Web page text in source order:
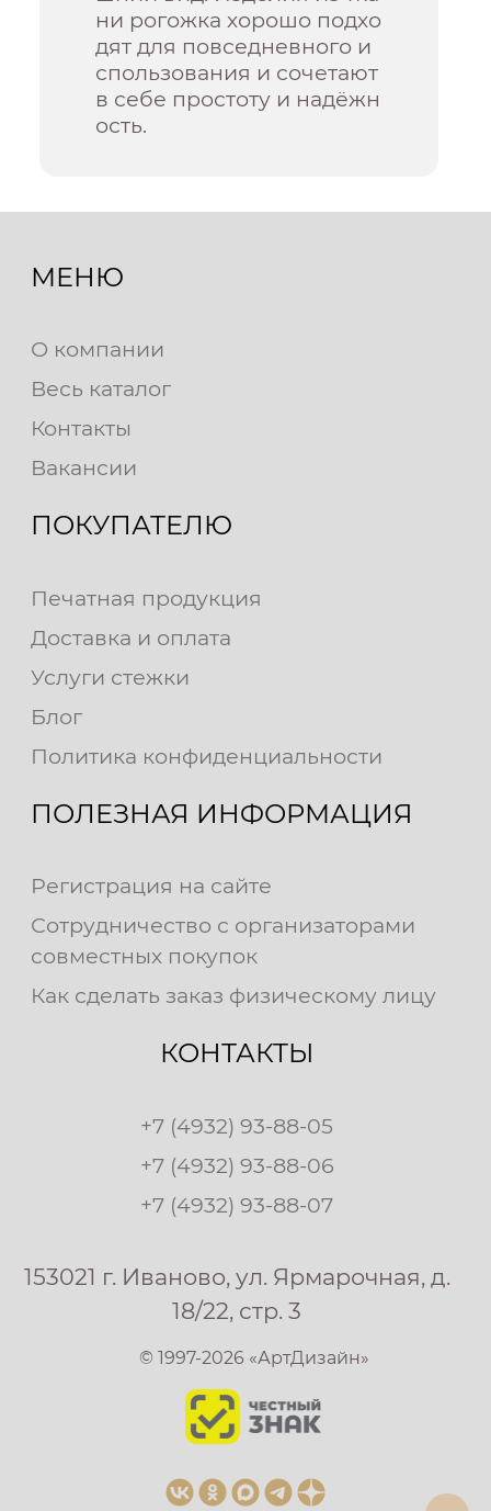
ни рогожка хорошо подхо
дят для повседневного и
спользования и сочетают
в себе простоту и надёжн
ость.
МЕНЮ
О компании
Весь каталог
Контакты
Вакансии
ПОКУПАТЕЛЮ
Печатная продукция
Доставка и оплата
Услуги стежки
Блог
Политика конфиденциальности
ПОЛЕЗНАЯ ИНФОРМАЦИЯ
Регистрация на сайте
Сотрудничество с организаторами
совместных покупок
Как сделать заказ физическому лицу
КОНТАКТЫ
+7 (4932) 93-88-05
+7 (4932) 93-88-06
+7 (4932) 93-88-07
153021 г. Иваново, ул. Ярмарочная, д.
18/22, стр. 3
© 1997-2026 «АртДизайн»